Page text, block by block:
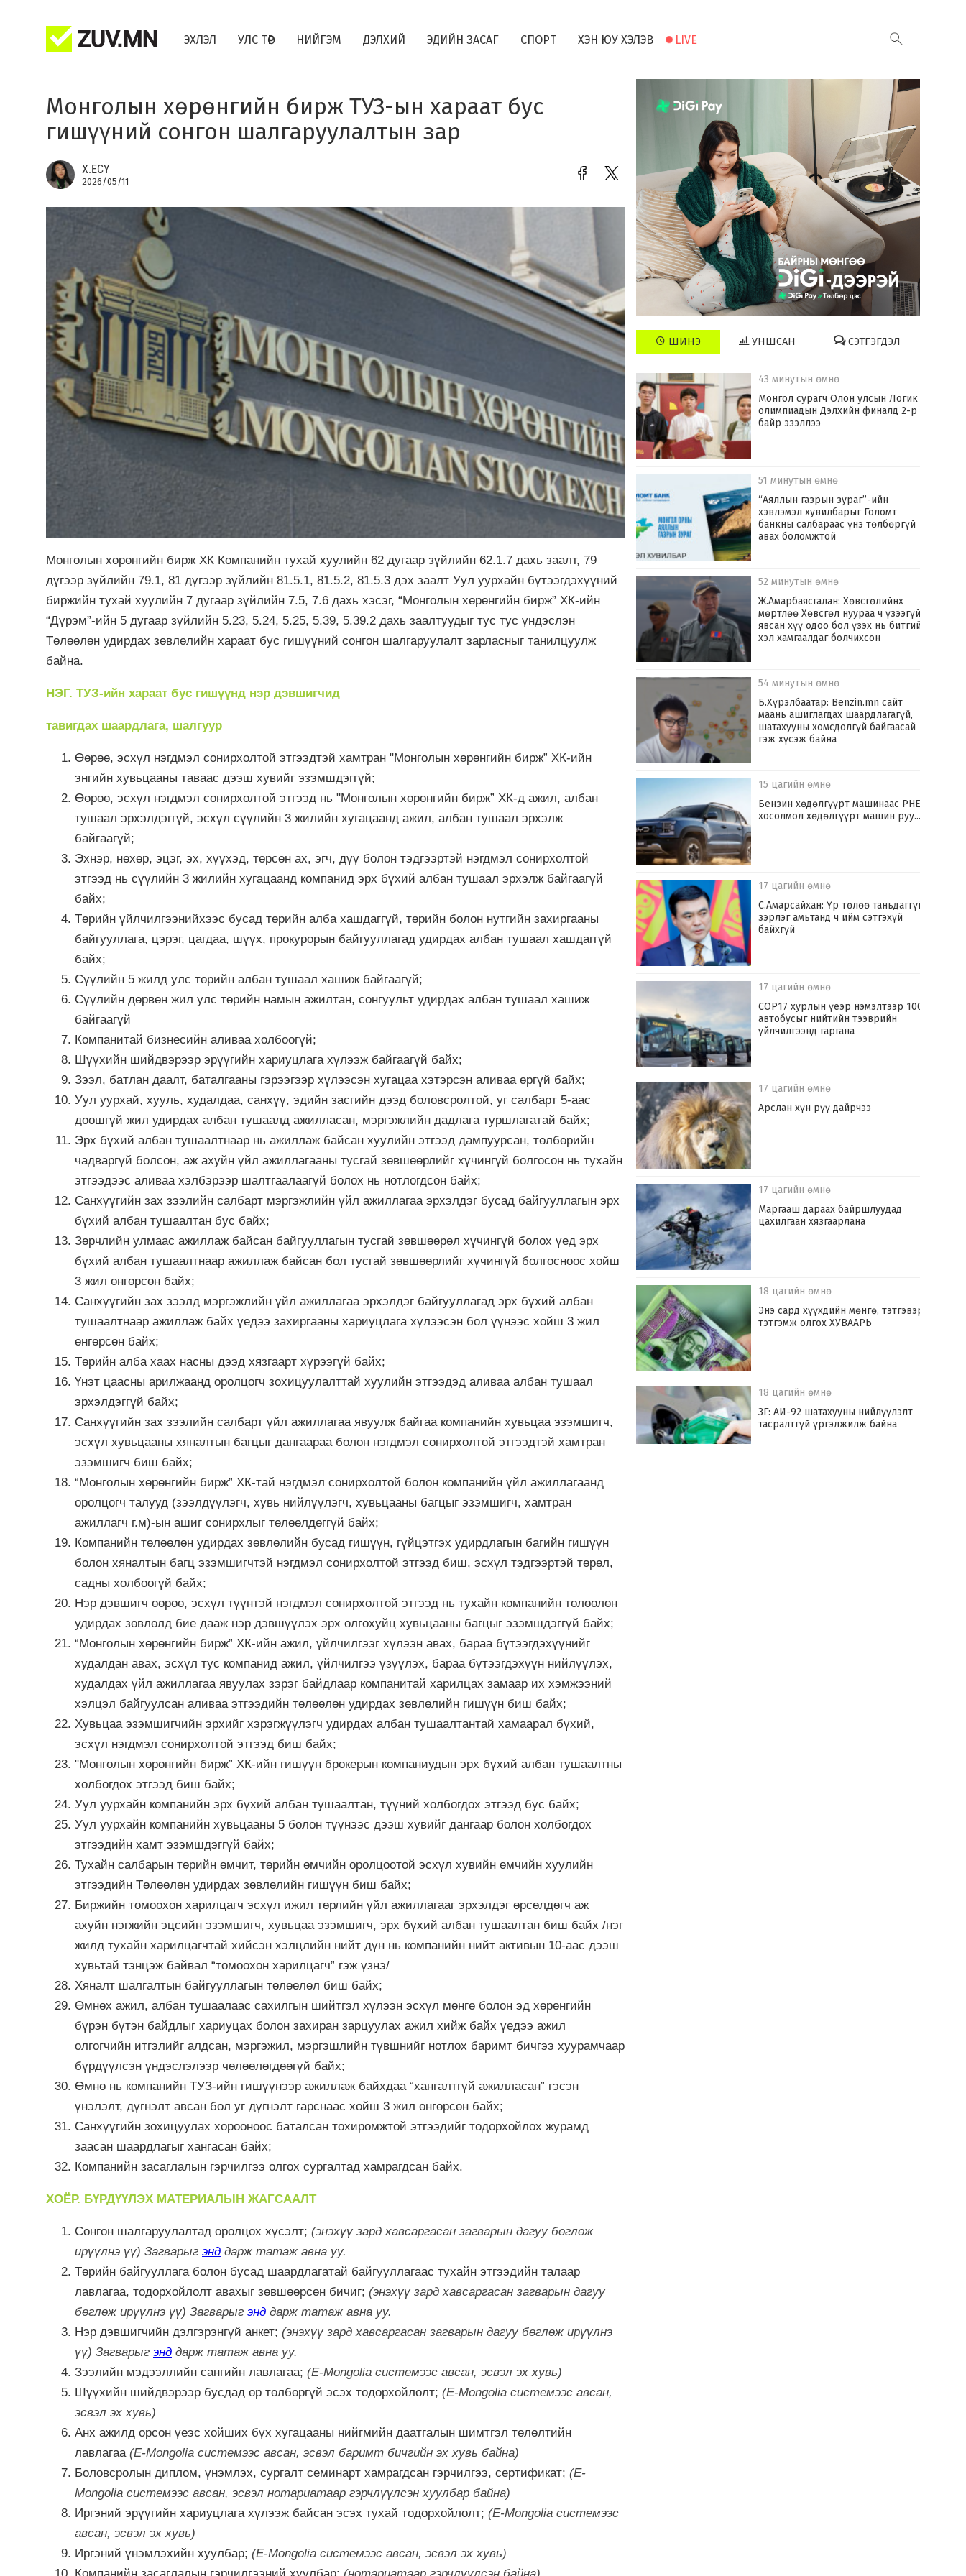
ЭХЛЭЛ УЛС ТӨР НИЙГЭМ ДЭЛХИЙ ЭДИЙН ЗАСАГ СПОРТ ХЭН ЮУ ХЭЛЭВ LIVE
Монголын хөрөнгийн бирж ТУЗ-ын хараат бус
гишүүний сонгон шалгаруулалтын зар
Х.ЕСҮ
2026/05/11
Монголын хөрөнгийн бирж ХК Компанийн тухай хуулийн 62 дугаар зүйлийн 62.1.7 дахь заалт, 79
дүгээр зүйлийн 79.1, 81 дүгээр зүйлийн 81.5.1, 81.5.2, 81.5.3 дэх заалт Уул уурхайн бүтээгдэхүүний
биржийн тухай хуулийн 7 дугаар зүйлийн 7.5, 7.6 дахь хэсэг, “Монголын хөрөнгийн бирж” ХК-ийн
“Дүрэм”-ийн 5 дугаар зүйлийн 5.23, 5.24, 5.25, 5.39, 5.39.2 дахь заалтуудыг тус тус үндэслэн
Төлөөлөн удирдах зөвлөлийн хараат бус гишүүний сонгон шалгаруулалт зарласныг танилцуулж
байна.
НЭГ. ТУЗ-ийн хараат бус гишүүнд нэр дэвшигчид
тавигдах шаардлага, шалгуур
Өөрөө, эсхүл нэгдмэл сонирхолтой этгээдтэй хамтран "Монголын хөрөнгийн бирж” ХК-ийн
энгийн хувьцааны таваас дээш хувийг эзэмшдэггүй;
Өөрөө, эсхүл нэгдмэл сонирхолтой этгээд нь "Монголын хөрөнгийн бирж” ХК-д ажил, албан
тушаал эрхэлдэггүй, эсхүл сүүлийн 3 жилийн хугацаанд ажил, албан тушаал эрхэлж
байгаагүй;
Эхнэр, нөхөр, эцэг, эх, хүүхэд, төрсөн ах, эгч, дүү болон тэдгээртэй нэгдмэл сонирхолтой
этгээд нь сүүлийн 3 жилийн хугацаанд компанид эрх бүхий албан тушаал эрхэлж байгаагүй
байх;
Төрийн үйлчилгээнийхээс бусад төрийн алба хашдаггүй, төрийн болон нутгийн захиргааны
байгууллага, цэрэг, цагдаа, шүүх, прокурорын байгууллагад удирдах албан тушаал хашдаггүй
байх;
Сүүлийн 5 жилд улс төрийн албан тушаал хашиж байгаагүй;
Сүүлийн дөрвөн жил улс төрийн намын ажилтан, сонгуульт удирдах албан тушаал хашиж
байгаагүй
Компанитай бизнесийн аливаа холбоогүй;
Шүүхийн шийдвэрээр эрүүгийн хариуцлага хүлээж байгаагүй байх;
Зээл, батлан даалт, баталгааны гэрээгээр хүлээсэн хугацаа хэтэрсэн аливаа өргүй байх;
Уул уурхай, хууль, худалдаа, санхүү, эдийн засгийн дээд боловсролтой, уг салбарт 5-аас
доошгүй жил удирдах албан тушаалд ажилласан, мэргэжлийн дадлага туршлагатай байх;
Эрх бүхий албан тушаалтнаар нь ажиллаж байсан хуулийн этгээд дампуурсан, төлбөрийн
чадваргүй болсон, аж ахуйн үйл ажиллагааны тусгай зөвшөөрлийг хүчингүй болгосон нь тухайн
этгээдээс аливаа хэлбэрээр шалтгаалаагүй болох нь нотлогдсон байх;
Санхүүгийн зах зээлийн салбарт мэргэжлийн үйл ажиллагаа эрхэлдэг бусад байгууллагын эрх
бүхий албан тушаалтан бус байх;
Зөрчлийн улмаас ажиллаж байсан байгууллагын тусгай зөвшөөрөл хүчингүй болох үед эрх
бүхий албан тушаалтнаар ажиллаж байсан бол тусгай зөвшөөрлийг хүчингүй болгосноос хойш
3 жил өнгөрсөн байх;
Санхүүгийн зах зээлд мэргэжлийн үйл ажиллагаа эрхэлдэг байгууллагад эрх бүхий албан
тушаалтнаар ажиллаж байх үедээ захиргааны хариуцлага хүлээсэн бол үүнээс хойш 3 жил
өнгөрсөн байх;
Төрийн алба хаах насны дээд хязгаарт хүрээгүй байх;
Үнэт цаасны арилжаанд оролцогч зохицуулалттай хуулийн этгээдэд аливаа албан тушаал
эрхэлдэггүй байх;
Санхүүгийн зах зээлийн салбарт үйл ажиллагаа явуулж байгаа компанийн хувьцаа эзэмшигч,
эсхүл хувьцааны хяналтын багцыг дангаараа болон нэгдмэл сонирхолтой этгээдтэй хамтран
эзэмшигч биш байх;
“Монголын хөрөнгийн бирж” ХК-тай нэгдмэл сонирхолтой болон компанийн үйл ажиллагаанд
оролцогч талууд (зээлдүүлэгч, хувь нийлүүлэгч, хувьцааны багцыг эзэмшигч, хамтран
ажиллагч г.м)-ын ашиг сонирхлыг төлөөлдөггүй байх;
Компанийн төлөөлөн удирдах зөвлөлийн бусад гишүүн, гүйцэтгэх удирдлагын багийн гишүүн
болон хяналтын багц эзэмшигчтэй нэгдмэл сонирхолтой этгээд биш, эсхүл тэдгээртэй төрөл,
садны холбоогүй байх;
Нэр дэвшигч өөрөө, эсхүл түүнтэй нэгдмэл сонирхолтой этгээд нь тухайн компанийн төлөөлөн
удирдах зөвлөлд бие дааж нэр дэвшүүлэх эрх олгохуйц хувьцааны багцыг эзэмшдэггүй байх;
“Монголын хөрөнгийн бирж” ХК-ийн ажил, үйлчилгээг хүлээн авах, бараа бүтээгдэхүүнийг
худалдан авах, эсхүл тус компанид ажил, үйлчилгээ үзүүлэх, бараа бүтээгдэхүүн нийлүүлэх,
худалдах үйл ажиллагаа явуулах зэрэг байдлаар компанитай харилцах замаар их хэмжээний
хэлцэл байгуулсан аливаа этгээдийн төлөөлөн удирдах зөвлөлийн гишүүн биш байх;
Хувьцаа эзэмшигчийн эрхийг хэрэгжүүлэгч удирдах албан тушаалтантай хамаарал бүхий,
эсхүл нэгдмэл сонирхолтой этгээд биш байх;
"Монголын хөрөнгийн бирж” ХК-ийн гишүүн брокерын компаниудын эрх бүхий албан тушаалтны
холбогдох этгээд биш байх;
Уул уурхайн компанийн эрх бүхий албан тушаалтан, түүний холбогдох этгээд бус байх;
Уул уурхайн компанийн хувьцааны 5 болон түүнээс дээш хувийг дангаар болон холбогдох
этгээдийн хамт эзэмшдэггүй байх;
Тухайн салбарын төрийн өмчит, төрийн өмчийн оролцоотой эсхүл хувийн өмчийн хуулийн
этгээдийн Төлөөлөн удирдах зөвлөлийн гишүүн биш байх;
Биржийн томоохон харилцагч эсхүл ижил төрлийн үйл ажиллагааг эрхэлдэг өрсөлдөгч аж
ахуйн нэгжийн эцсийн эзэмшигч, хувьцаа эзэмшигч, эрх бүхий албан тушаалтан биш байх /нэг
жилд тухайн харилцагчтай хийсэн хэлцлийн нийт дүн нь компанийн нийт активын 10-аас дээш
хувьтай тэнцэж байвал “томоохон харилцагч” гэж үзнэ/
Хяналт шалгалтын байгууллагын төлөөлөл биш байх;
Өмнөх ажил, албан тушаалаас сахилгын шийтгэл хүлээн эсхүл мөнгө болон эд хөрөнгийн
бүрэн бүтэн байдлыг хариуцах болон захиран зарцуулах ажил хийж байх үедээ ажил
олгогчийн итгэлийг алдсан, мэргэжил, мэргэшлийн түвшнийг нотлох баримт бичгээ хуурамчаар
бүрдүүлсэн үндэслэлээр чөлөөлөгдөөгүй байх;
Өмнө нь компанийн ТУЗ-ийн гишүүнээр ажиллаж байхдаа “хангалтгүй ажилласан” гэсэн
үнэлэлт, дүгнэлт авсан бол уг дүгнэлт гарснаас хойш 3 жил өнгөрсөн байх;
Санхүүгийн зохицуулах хорооноос баталсан тохиромжтой этгээдийг тодорхойлох журамд
заасан шаардлагыг хангасан байх;
Компанийн засаглалын гэрчилгээ олгох сургалтад хамрагдсан байх.
ХОЁР. БҮРДҮҮЛЭХ МАТЕРИАЛЫН ЖАГСААЛТ
Сонгон шалгаруулалтад оролцох хүсэлт; (энэхүү зард хавсаргасан загварын дагуу бөглөж
ирүүлнэ үү) Загварыг энд дарж татаж авна уу.
Төрийн байгууллага болон бусад шаардлагатай байгууллагаас тухайн этгээдийн талаар
лавлагаа, тодорхойлолт авахыг зөвшөөрсөн бичиг; (энэхүү зард хавсаргасан загварын дагуу
бөглөж ирүүлнэ үү) Загварыг энд дарж татаж авна уу.
Нэр дэвшигчийн дэлгэрэнгүй анкет; (энэхүү зард хавсаргасан загварын дагуу бөглөж ирүүлнэ
үү) Загварыг энд дарж татаж авна уу.
Зээлийн мэдээллийн сангийн лавлагаа; (E-Mongolia системээс авсан, эсвэл эх хувь)
Шүүхийн шийдвэрээр бусдад өр төлбөргүй эсэх тодорхойлолт; (E-Mongolia системээс авсан,
эсвэл эх хувь)
Анх ажилд орсон үеэс хойших бүх хугацааны нийгмийн даатгалын шимтгэл төлөлтийн
лавлагаа (E-Mongolia системээс авсан, эсвэл баримт бичгийн эх хувь байна)
Боловсролын диплом, үнэмлэх, сургалт семинарт хамрагдсан гэрчилгээ, сертификат; (E-
Mongolia системээс авсан, эсвэл нотариатаар гэрчлүүлсэн хуулбар байна)
Иргэний эрүүгийн хариуцлага хүлээж байсан эсэх тухай тодорхойлолт; (E-Mongolia системээс
авсан, эсвэл эх хувь)
Иргэний үнэмлэхийн хуулбар; (E-Mongolia системээс авсан, эсвэл эх хувь)
Компанийн засаглалын гэрчилгээний хуулбар; (нотариатаар гэрчлүүлсэн байна)
ШИНЭ УНШСАН СЭТГЭГДЭЛ
43 минутын өмнө
Монгол сурагч Олон улсын Логик
олимпиадын Дэлхийн финалд 2-р
байр эзэллээ
51 минутын өмнө
“Аяллын газрын зураг”-ийн
хэвлэмэл хувилбарыг Голомт
банкны салбараас үнэ төлбөргүй
авах боломжтой
52 минутын өмнө
Ж.Амарбаясгалан: Хөвсгөлийнх
мөртлөө Хөвсгөл нуураа ч үзээгүй
явсан хүү одоо бол үзэх нь битгий
хэл хамгаалдаг болчихсон
54 минутын өмнө
Б.Хүрэлбаатар: Benzin.mn сайт
маань ашиглагдах шаардлагагүй,
шатахууны хомсдолгүй байгаасай
гэж хүсэж байна
15 цагийн өмнө
​Бензин хөдөлгүүрт машинаас PHEV
хосолмол хөдөлгүүрт машин руу...
17 цагийн өмнө
С.Амарсайхан: Үр төлөө таньдаггүй
зэрлэг амьтанд ч ийм сэтгэхүй
байхгүй
17 цагийн өмнө
COP17 хурлын үеэр нэмэлтээр 100
автобусыг нийтийн тээврийн
үйлчилгээнд гаргана
17 цагийн өмнө
Арслан хүн рүү дайрчээ
17 цагийн өмнө
Маргааш дараах байршлуудад
цахилгаан хязгаарлана
18 цагийн өмнө
Энэ сард хүүхдийн мөнгө, тэтгэвэр,
тэтгэмж олгох ХУВААРЬ
18 цагийн өмнө
ЗГ: АИ-92 шатахууны нийлүүлэлт
тасралтгүй үргэлжилж байна